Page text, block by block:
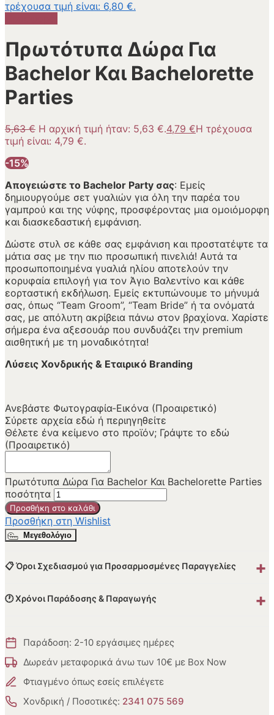
τρέχουσα τιμή είναι: 6,80 €.
Πρωτότυπα Δώρα Για
Bachelor Και Bachelorette
Parties
5,63€ Η αρχική τιμή ήταν: 5,63 €.4,79 €Η τρέχουσα
τιμή είναι: 4,79 €.
-15%
Απογειώστε το Bachelor Party σας: Εμείς
δημιουργούμε σετ γυαλιών για όλη την παρέα του
γαμπρού και της νύφης, προσφέροντας μια ομοιόμορφη
και διασκεδαστική εμφάνιση.
Δώστε στυλ σε κάθε σας εμφάνιση και προστατέψτε τα
μάτια σας με την πιο προσωπική πινελιά! Αυτά τα
προσωποποιημένα γυαλιά ηλίου αποτελούν την
κορυφαία επιλογή για τον Άγιο Βαλεντίνο και κάθε
εορταστική εκδήλωση. Εμείς εκτυπώνουμε το μήνυμά
σας, όπως “Team Groom”, “Team Bride” ή τα ονόματά
σας, με απόλυτη ακρίβεια πάνω στον βραχίονα. Χαρίστε
σήμερα ένα αξεσουάρ που συνδυάζει την premium
αισθητική με τη μοναδικότητα!
Λύσεις Χονδρικής & Εταιρικό Branding
Ανεβάστε Φωτογραφία-Εικόνα (Προαιρετικό)
Σύρετε αρχεία εδώ ή περιηγηθείτε
Θέλετε ένα κείμενο στο προϊόν; Γράψτε το εδώ
(Προαιρετικό)
Πρωτότυπα Δώρα Για Bachelor Και Bachelorette Parties
ποσότητα
Προσθήκη στο καλάθι
Προσθήκη στη Wishlist
Μεγεθολόγιο
📋 Όροι Σχεδιασμού για Προσαρμοσμένες Παραγγελίες +
🕐 Χρόνοι Παράδοσης & Παραγωγής +
Παράδοση: 2-10 εργάσιμες ημέρες
Δωρεάν μεταφορικά άνω των 10€ με Box Now
Φτιαγμένο όπως εσείς επιλέγετε
Χονδρική / Ποσοτικές: 2341 075 569